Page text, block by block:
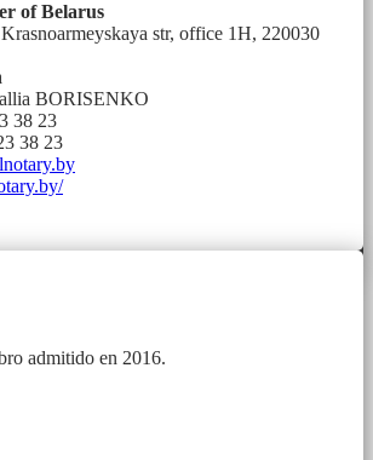
of Belarus
str, office 1H, 220030
BORISENKO
38 23
38 23
admitido en 2016.